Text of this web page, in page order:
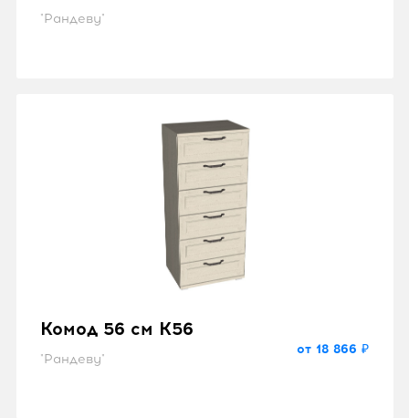
"Рандеву"
Комод 56 см K56
"Рандеву"
от 18 866 ₽